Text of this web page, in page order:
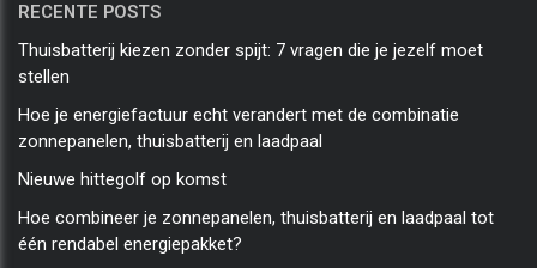
RECENTE POSTS
Thuisbatterij kiezen zonder spijt: 7 vragen die je jezelf moet
stellen
Hoe je energiefactuur echt verandert met de combinatie
zonnepanelen, thuisbatterij en laadpaal
Nieuwe hittegolf op komst
Hoe combineer je zonnepanelen, thuisbatterij en laadpaal tot
één rendabel energiepakket?